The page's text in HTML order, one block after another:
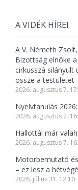
A VIDÉK HÍREI
A V. Németh
Bizottság elnöke
cirkusszá silányult
össze a testületet
2026. augusztus 7.
Nyelvtanulás
2026. augusztus 7.
Hallottál már
2026. augusztus 7.
Motorbemutató
– ez lesz a
2026. július 31. 12:10